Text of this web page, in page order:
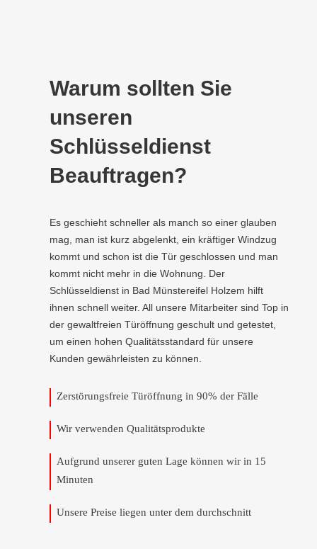
Warum sollten Sie
unseren
Schlüsseldienst
Beauftragen?
Es geschieht schneller als manch so einer glauben
mag, man ist kurz abgelenkt, ein kräftiger Windzug
kommt und schon ist die Tür geschlossen und man
kommt nicht mehr in die Wohnung. Der
Schlüsseldienst in Bad Münstereifel Holzem hilft
ihnen schnell weiter. All unsere Mitarbeiter sind Top in
der gewaltfreien Türöffnung geschult und getestet,
um einen hohen Qualitätsstandard für unsere
Kunden gewährleisten zu können.
Zerstörungsfreie Türöffnung in 90% der Fälle
Wir verwenden Qualitätsprodukte
Aufgrund unserer guten Lage können wir in 15
Minuten
Unsere Preise liegen unter dem durchschnitt